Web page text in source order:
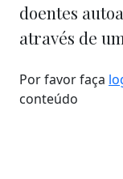
doentes
através de
Por favor faça
conteúdo